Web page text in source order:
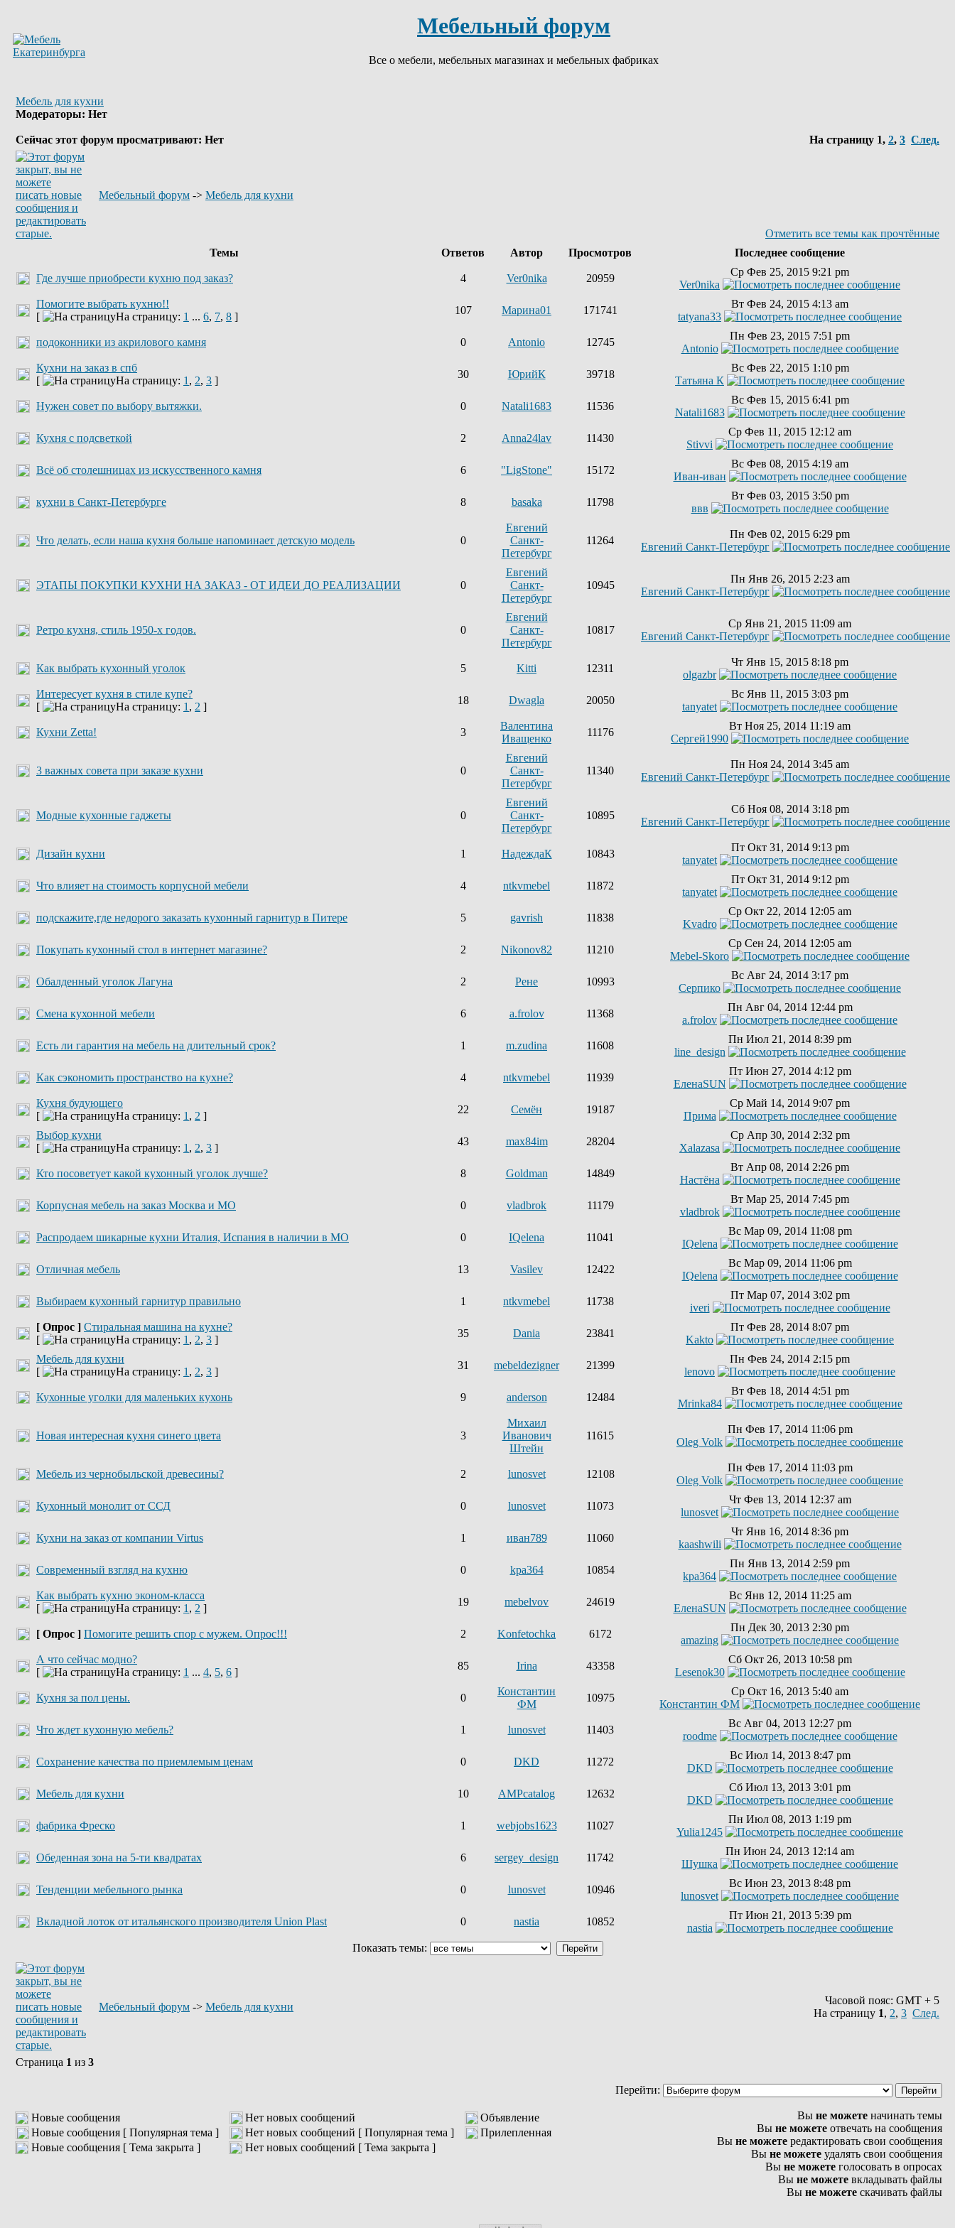
Мебельный форум
Все о мебели, мебельных магазинах и мебельных фабриках
Мебель для кухни
Модераторы: Нет
Сейчас этот форум просматривают: Нет На страницу 1, 2, 3 След.
Мебельный форум -> Мебель для кухни
Отметить все темы как прочтённые
Темы
Ответов Автор Просмотров Последнее сообщение
Где лучше приобрести кухню под заказ? 4 Ver0nika 20959
Ср Фев 25, 2015 9:21 pm
Ver0nika
Помогите выбрать кухню!!
[
На страницу: 1 ... 6, 7, 8 ]
107 Марина01 171741
Вт Фев 24, 2015 4:13 am
tatyana33
подоконники из акрилового камня 0 Antonio 12745
Пн Фев 23, 2015 7:51 pm
Antonio
Кухни на заказ в спб
[
На страницу: 1 , 2, 3 ]
30 ЮрийК 39718
Вс Фев 22, 2015 1:10 pm
Татьяна К
Нужен совет по выбору вытяжки. 0 Natali1683 11536
Вс Фев 15, 2015 6:41 pm
Natali1683
Кухня с подсветкой 2 Anna24lav 11430
Ср Фев 11, 2015 12:12 am
Stivvi
Всё об столешницах из искусственного камня 6 "LigStone" 15172
Вс Фев 08, 2015 4:19 am
Иван-иван
кухни в Санкт-Петербурге 8 basaka 11798
Вт Фев 03, 2015 3:50 pm
ввв
Что делать, если наша кухня больше напоминает детскую модель 0
Евгений
Санкт-
Петербург
11264
Пн Фев 02, 2015 6:29 pm
Евгений Санкт-Петербург
ЭТАПЫ ПОКУПКИ КУХНИ НА ЗАКАЗ - ОТ ИДЕИ ДО РЕАЛИЗАЦИИ 0
Евгений
Санкт-
Петербург
10945
Пн Янв 26, 2015 2:23 am
Евгений Санкт-Петербург
Ретро кухня, стиль 1950-х годов. 0
Евгений
Санкт-
Петербург
10817
Ср Янв 21, 2015 11:09 am
Евгений Санкт-Петербург
Как выбрать кухонный уголок 5 Kitti 12311
Чт Янв 15, 2015 8:18 pm
olgazbr
Интересует кухня в стиле купе?
[
На страницу: 1 , 2 ]
18 Dwagla 20050
Вс Янв 11, 2015 3:03 pm
tanyatet
Кухни Zetta! 3
Валентина
Иващенко
11176
Вт Ноя 25, 2014 11:19 am
Сергей1990
3 важных совета при заказе кухни 0
Евгений
Санкт-
Петербург
11340
Пн Ноя 24, 2014 3:45 am
Евгений Санкт-Петербург
Модные кухонные гаджеты 0
Евгений
Санкт-
Петербург
10895
Сб Ноя 08, 2014 3:18 pm
Евгений Санкт-Петербург
Дизайн кухни 1 НадеждаК 10843
Пт Окт 31, 2014 9:13 pm
tanyatet
Что влияет на стоимость корпусной мебели 4 ntkvmebel 11872
Пт Окт 31, 2014 9:12 pm
tanyatet
подскажите,где недорого заказать кухонный гарнитур в Питере 5 gavrish 11838
Ср Окт 22, 2014 12:05 am
Kvadro
Покупать кухонный стол в интернет магазине? 2 Nikonov82 11210
Ср Сен 24, 2014 12:05 am
Mebel-Skoro
Обалденный уголок Лагуна 2 Рене 10993
Вс Авг 24, 2014 3:17 pm
Серпико
Смена кухонной мебели 6 a.frolov 11368
Пн Авг 04, 2014 12:44 pm
a.frolov
Есть ли гарантия на мебель на длительный срок? 1 m.zudina 11608
Пн Июл 21, 2014 8:39 pm
line_design
Как сэкономить пространство на кухне? 4 ntkvmebel 11939
Пт Июн 27, 2014 4:12 pm
ЕленаSUN
Кухня будующего
[
На страницу: 1 , 2 ]
22 Семён 19187
Ср Май 14, 2014 9:07 pm
Прима
Выбор кухни
[
На страницу: 1 , 2, 3 ]
43 max84im 28204
Ср Апр 30, 2014 2:32 pm
Xalazasa
Кто посоветует какой кухонный уголок лучше? 8 Goldman 14849
Вт Апр 08, 2014 2:26 pm
Настёна
Корпусная мебель на заказ Москва и МО 0 vladbrok 11179
Вт Мар 25, 2014 7:45 pm
vladbrok
Распродаем шикарные кухни Италия, Испания в наличии в МО 0 IQelena 11041
Вс Мар 09, 2014 11:08 pm
IQelena
Отличная мебель 13 Vasilev 12422
Вс Мар 09, 2014 11:06 pm
IQelena
Выбираем кухонный гарнитур правильно 1 ntkvmebel 11738
Пт Мар 07, 2014 3:02 pm
iveri
[ Опрос ] Стиральная машина на кухне?
[
На страницу: 1 , 2, 3 ]
35 Dania 23841
Пт Фев 28, 2014 8:07 pm
Kakto
Мебель для кухни
[
На страницу: 1 , 2, 3 ]
31 mebeldezigner 21399
Пн Фев 24, 2014 2:15 pm
lenovo
Кухонные уголки для маленьких кухонь 9 anderson 12484
Вт Фев 18, 2014 4:51 pm
Mrinka84
Новая интересная кухня синего цвета 3
Михаил
Иванович
Штейн
11615
Пн Фев 17, 2014 11:06 pm
Oleg Volk
Мебель из чернобыльской древесины? 2 lunosvet 12108
Пн Фев 17, 2014 11:03 pm
Oleg Volk
Кухонный монолит от ССД 0 lunosvet 11073
Чт Фев 13, 2014 12:37 am
lunosvet
Кухни на заказ от компании Virtus 1 иван789 11060
Чт Янв 16, 2014 8:36 pm
kaashwili
Современный взгляд на кухню 0 kpa364 10854
Пн Янв 13, 2014 2:59 pm
kpa364
Как выбрать кухню эконом-класса
[
На страницу: 1 , 2 ]
19 mebelvov 24619
Вс Янв 12, 2014 11:25 am
ЕленаSUN
[ Опрос ] Помогите решить спор с мужем. Опрос!!! 2 Konfetochka 6172
Пн Дек 30, 2013 2:30 pm
amazing
А что сейчас модно?
[
На страницу: 1 ... 4, 5, 6 ]
85 Irina 43358
Сб Окт 26, 2013 10:58 pm
Lesenok30
Кухня за пол цены. 0
Константин
ФМ
10975
Ср Окт 16, 2013 5:40 am
Константин ФМ
Что ждет кухонную мебель? 1 lunosvet 11403
Вс Авг 04, 2013 12:27 pm
roodme
Сохранение качества по приемлемым ценам 0 DKD 11272
Вс Июл 14, 2013 8:47 pm
DKD
Мебель для кухни 10 AMPcatalog 12632
Сб Июл 13, 2013 3:01 pm
DKD
фабрика Фреско 1 webjobs1623 11027
Пн Июл 08, 2013 1:19 pm
Yulia1245
Обеденная зона на 5-ти квадратах 6 sergey_design 11742
Пн Июн 24, 2013 12:14 am
Шушка
Тенденции мебельного рынка 0 lunosvet 10946
Вс Июн 23, 2013 8:48 pm
lunosvet
Вкладной лоток от итальянского производителя Union Plast 0 nastia 10852
Пт Июн 21, 2013 5:39 pm
nastia
Показать темы:
Мебельный форум -> Мебель для кухни
Часовой пояс: GMT + 5
На страницу 1, 2, 3 След.
Страница 1 из 3
Перейти:
Новые сообщения Нет новых сообщений
Объявление
Новые сообщения [ Популярная тема ]
Нет новых сообщений [ Популярная тема ]
Прилепленная
Новые сообщения [ Тема закрыта ]
Нет новых сообщений [ Тема закрыта ]
Вы не можете начинать темы
Вы не можете отвечать на сообщения
Вы не можете редактировать свои сообщения
Вы не можете удалять свои сообщения
Вы не можете голосовать в опросах
Вы не можете вкладывать файлы
Вы не можете скачивать файлы